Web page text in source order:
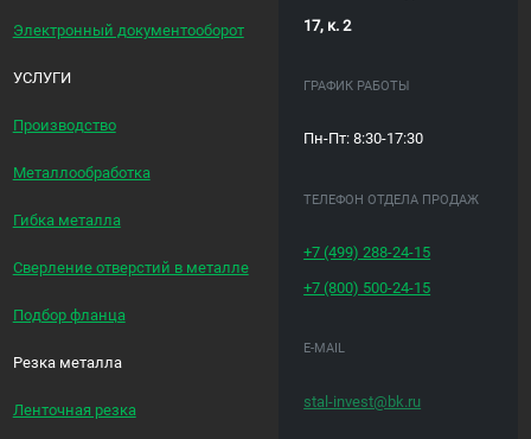
Электронный документооборот
УСЛУГИ
Производство
Металлообработка
Гибка металла
Сверление отверстий в металле
Подбор фланца
Резка металла
Ленточная резка
17, к. 2
ГРАФИК РАБОТЫ
Пн-Пт: 8:30-17:30
ТЕЛЕФОН ОТДЕЛА ПРОДАЖ
+7 (499) 288-24-15
+7 (800) 500-24-15
E-MAIL
stal-invest@bk.ru